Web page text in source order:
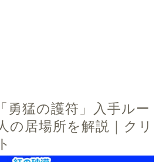
勇猛の護符」入手ルー
の居場所を解説｜クリ